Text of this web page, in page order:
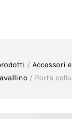
/ Accessori
/ Porta